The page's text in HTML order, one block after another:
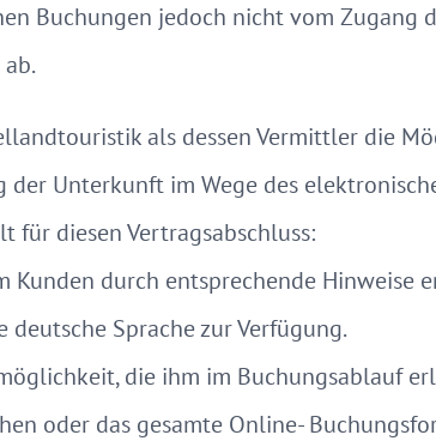
Buchungen jedoch nicht vom Zugang
als dessen Vermittler die
Unterkunft im Wege des
diesen Vertragsabschluss:
durch entsprechende Hinweise
Sprache zur Verfügung.
die ihm im Buchungsablauf
oder das gesamte Online-